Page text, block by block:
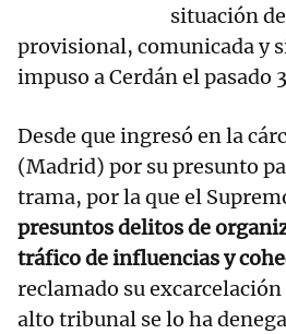
situación
provisional, comunicada y
impuso a Cerdán el pasado
Desde que ingresó en la
(Madrid) por su presunto
trama, por la que el
presuntos delitos de
tráfico de influencias y
reclamado su
alto tribunal se lo ha